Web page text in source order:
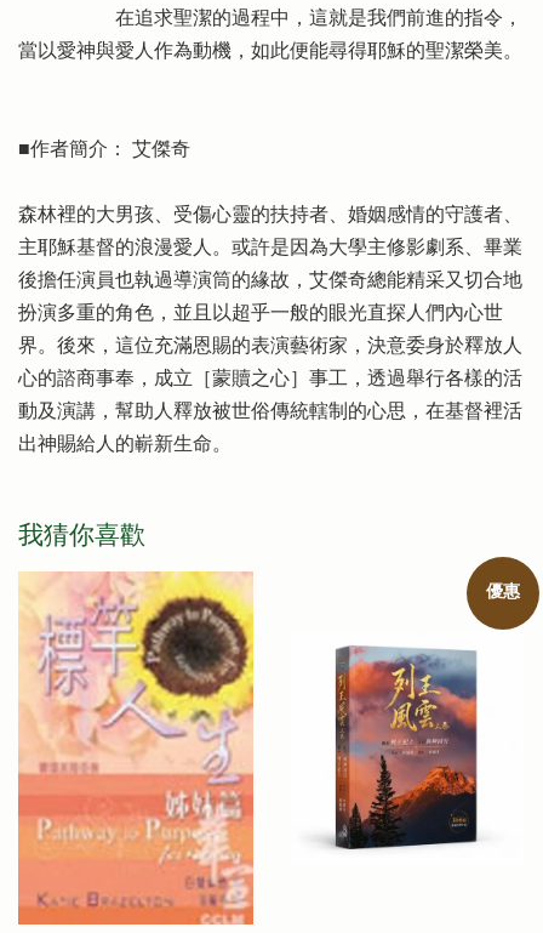
在追求聖潔的過程中，這就是我們前進的指令，
當以愛神與愛人作為動機，如此便能尋得耶穌的聖潔榮美。
■作者簡介： 艾傑奇
森林裡的大男孩、受傷心靈的扶持者、婚姻感情的守護者、
主耶穌基督的浪漫愛人。或許是因為大學主修影劇系、畢業
後擔任演員也執過導演筒的緣故，艾傑奇總能精采又切合地
扮演多重的角色，並且以超乎一般的眼光直探人們內心世
界。後來，這位充滿恩賜的表演藝術家，決意委身於釋放人
心的諮商事奉，成立［蒙贖之心］事工，透過舉行各樣的活
動及演講，幫助人釋放被世俗傳統轄制的心思，在基督裡活
出神賜給人的嶄新生命。
我猜你喜歡
優惠